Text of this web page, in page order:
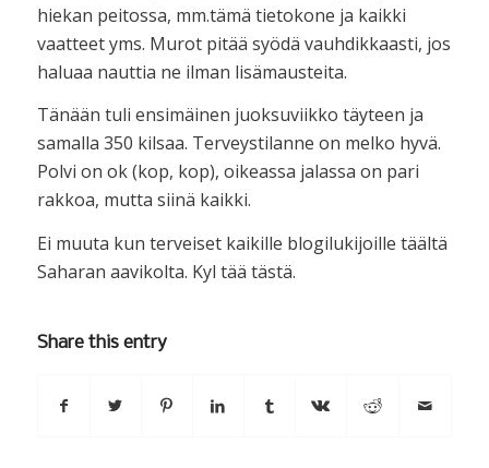
hiekan peitossa, mm.tämä tietokone ja kaikki
vaatteet yms. Murot pitää syödä vauhdikkaasti, jos
haluaa nauttia ne ilman lisämausteita.
Tänään tuli ensimäinen juoksuviikko täyteen ja
samalla 350 kilsaa. Terveystilanne on melko hyvä.
Polvi on ok (kop, kop), oikeassa jalassa on pari
rakkoa, mutta siinä kaikki.
Ei muuta kun terveiset kaikille blogilukijoille täältä
Saharan aavikolta. Kyl tää tästä.
Share this entry